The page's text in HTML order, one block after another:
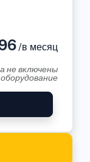
/в месяц
не включены